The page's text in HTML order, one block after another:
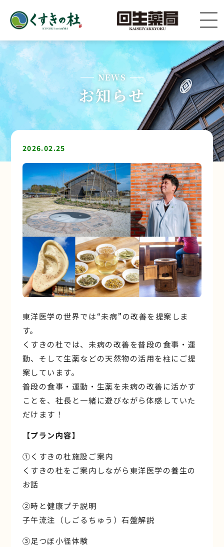
NEWS
お知らせ
2026.02.25
東洋医学の世界では“未病”の改善を提案しま
す。
くすきの杜では、未病の改善を普段の食事・運
動、そして生薬などの天然物の活用を柱にご提
案しています。
普段の食事・運動・生薬を未病の改善に活かす
ことを、社長と一緒に遊びながら体感していた
だけます！
【プラン内容】
①くすきの杜施設ご案内
くすきの杜をご案内しながら東洋医学の養生の
お話
②時と健康プチ説明
子午流注（しごるちゅう）石盤解説
③足つぼ小径体験